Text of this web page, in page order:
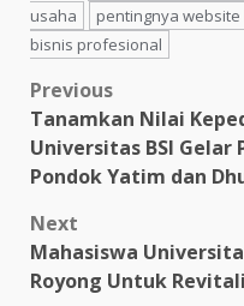
usaha
pentingnya website
bisnis profesional
Post
navigation
Previous
Tanamkan Nilai
Universitas BSI
Pondok Yatim dan
Next
Mahasiswa
Royong Untuk